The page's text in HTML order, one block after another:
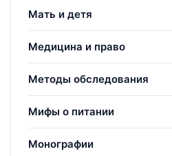
Мать и детя
Медицина и право
Методы обследования
Мифы о питании
Монографии